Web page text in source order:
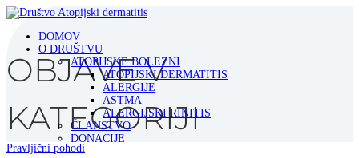
DOMOV
O DRUŠTVU
ATOPIJSKE BOLEZNI
ATOPIJSKI DERMATITIS
ALERGIJE
ASTMA
ALERGIJSKI RINITIS
ČLANSTVO
DONACIJE
NAŠE DELO
Pravljični pohodi